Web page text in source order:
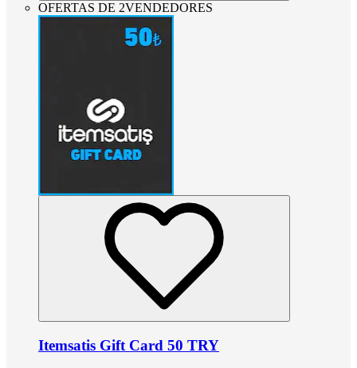
OFERTAS DE 2VENDEDORES
Itemsatis Gift Card 50 TRY